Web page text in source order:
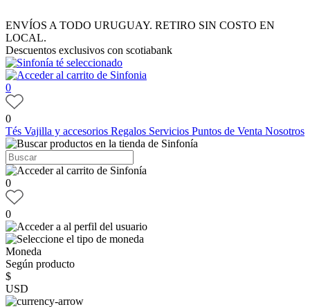
ENVÍOS A TODO URUGUAY. RETIRO SIN COSTO EN
LOCAL.
Descuentos exclusivos con scotiabank
0
0
Tés Vajilla y accesorios Regalos Servicios Puntos de Venta Nosotros
0
0
Moneda
Según producto
$
USD